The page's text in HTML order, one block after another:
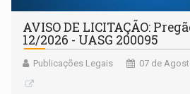
AVISO DE LICITAÇÃO:
12/2026 - UASG 200095
Publicações Legais 07 de